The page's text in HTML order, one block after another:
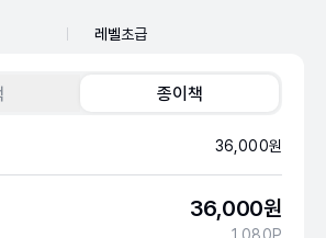
레벨초급
종이책
36,000원
36,000원